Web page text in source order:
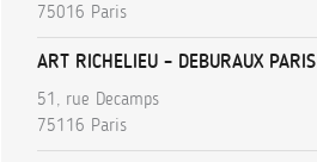
75016 Paris
ART RICHELIEU – DEBURAUX PARIS
51, rue Decamps
75116 Paris